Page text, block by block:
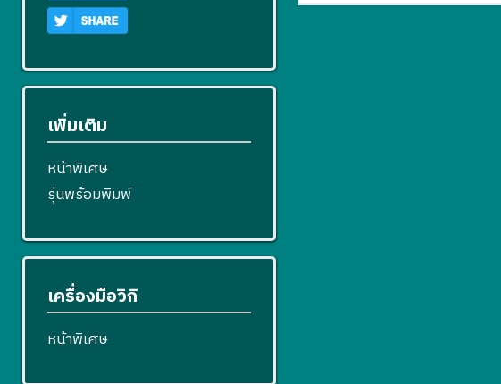
เพิ่มเติม
หน้าพิเศษ
รุ่นพร้อมพิมพ์
เครื่องมือวิกิ
หน้าพิเศษ